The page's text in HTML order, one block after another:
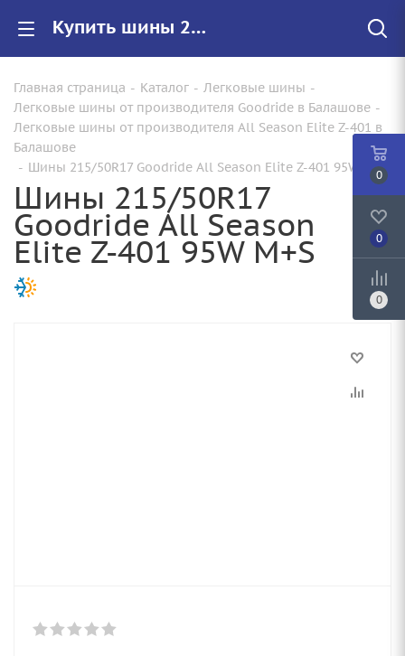
Купить шины 215/50R17 Goodride All Season Elite Z-401 95W M+S |Арт.CTS286948 по цене от 5410.00 руб. в Балашове с доставкой
Главная страница - Каталог - Легковые шины -
Легковые шины от производителя Goodride в Балашове -
Легковые шины от производителя All Season Elite Z-401 в
Балашове
- Шины 215/50R17 Goodride All Season Elite Z-401 95W M+S
Шины 215/50R17
Goodride All Season
Elite Z-401 95W M+S
0
0
0